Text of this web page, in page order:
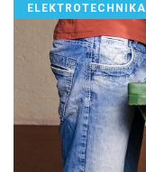
ELEKTROTECHNIKA